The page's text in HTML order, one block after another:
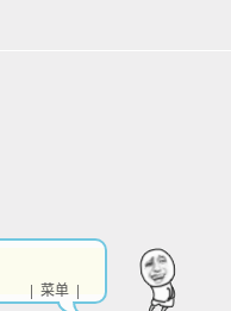
| 菜单 |